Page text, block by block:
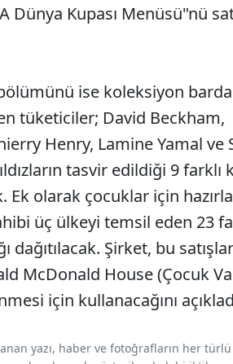
Dünya Kupası Menüsü"nü
ise koleksiyon
tüketiciler; David Beckham,
Henry, Lamine Yamal ve
tasvir edildiği 9 farklı
Ek olarak çocuklar için
üç ülkeyi temsil eden 23
Şirket, bu
McDonald House (Çocuk
için kullanacağını
yazı, haber ve fotoğrafların her türlü